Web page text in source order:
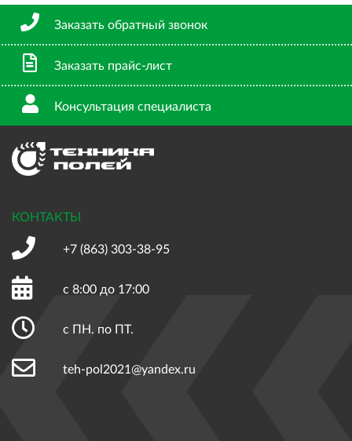
Заказать обратный звонок
Заказать прайс-лист
Консультация специалиста
КОНТАКТЫ
+7 (863) 303-38-95
с 8:00 до 17:00
с ПН. по ПТ.
teh-pol2021@yandex.ru